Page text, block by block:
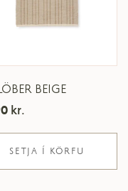
BEIGE
kr.
SETJA Í KÖRFU